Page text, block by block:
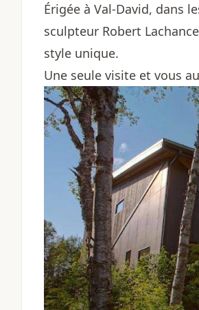
Érigée à Val-David, dans
sculpteur Robert
style unique.
Une seule visite et vous